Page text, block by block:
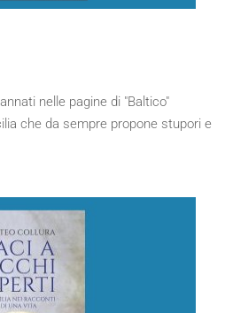
nelle pagine di "Baltico"
che da sempre propone stupori e